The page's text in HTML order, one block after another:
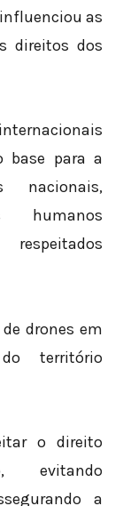
as
direitos dos
base para a
nacionais,
humanos
drones em
território
o direito
evitando
a